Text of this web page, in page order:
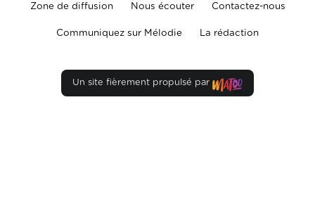
Zone de diffusion Nous écouter Contactez-nous
Communiquez sur Mélodie La rédaction
Un site fièrement propulsé par